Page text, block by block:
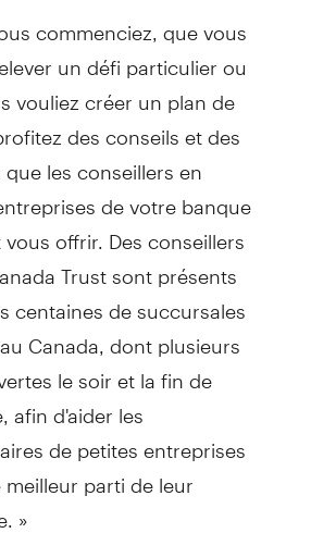
commenciez, que vous
un défi particulier ou
vouliez créer un plan de
des conseils et des
les conseillers en
de votre banque
offrir. Des conseillers
Trust sont présents
centaines de succursales
Canada, dont plusieurs
le soir et la fin de
afin d'aider les
de petites entreprises
parti de leur
»